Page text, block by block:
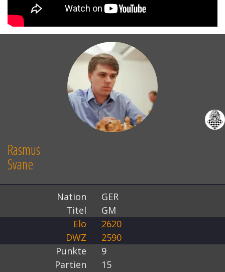
Rasmus
Svane
Nation
GER
Titel
GM
Elo
2620
DWZ
2590
Punkte
9
Partien
15